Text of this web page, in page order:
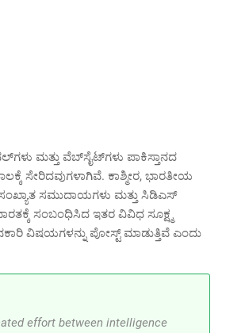
ಮತ್ತು ವೆಬ್‌ಸೈಟ್‌ಗಳು ಪಾಕಿಸ್ತಾನದ
ಸೇರಿದವುಗಳಾಗಿವೆ. ಕಾಶ್ಮೀರ, ಭಾರತೀಯ
ಸಮುದಾಯಗಳು ಮತ್ತು ಸಿಡಿಎಸ್‌
ಸಂಬಂಧಿಸಿದ ಇತರ ವಿವಿಧ ಸೂಕ್ಷ್ಮ
ವಿಷಯಗಳನ್ನು ಪೋಸ್ಟ್ ಮಾಡುತ್ತಿವೆ ಎಂದು
effort between intelligence